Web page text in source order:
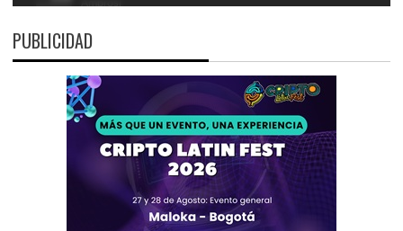
PUBLICIDAD